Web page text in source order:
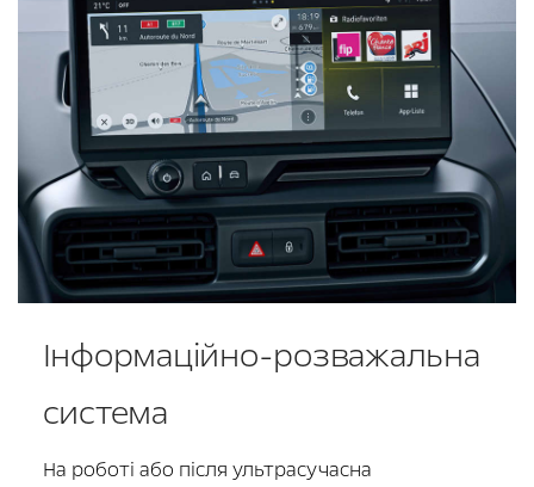
Інформаційно-розважальна
система
На роботі або після ультрасучасна